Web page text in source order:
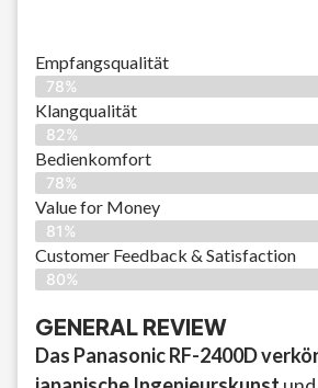
Empfangsqualität
78%
Klangqualität
82%
Bedienkomfort
78%
Value for Money
81%
Customer Feedback & Satisfaction​
80%
GENERAL REVIEW
Das Panasonic RF-2400D